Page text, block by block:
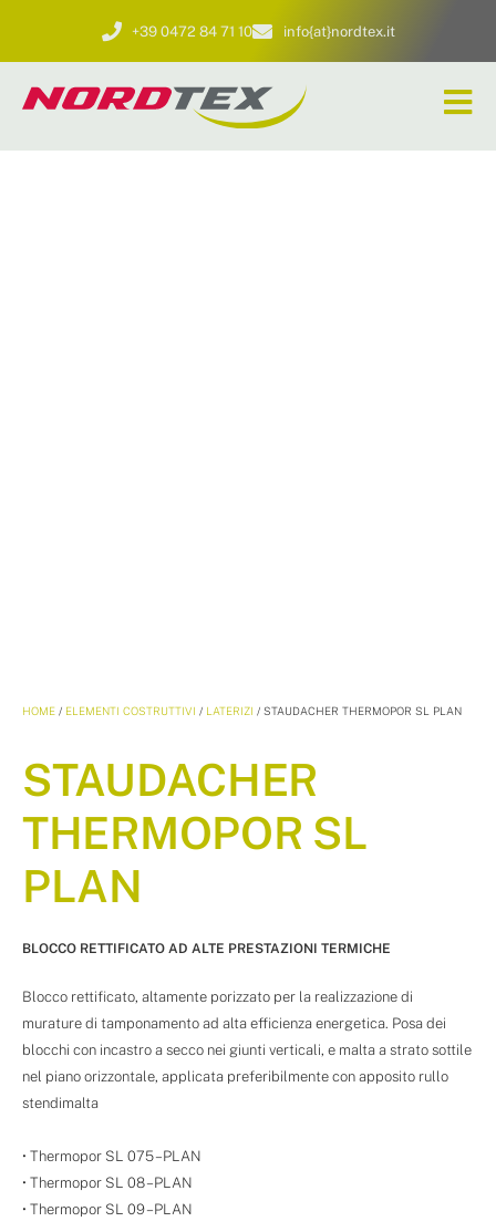
+39 0472 84 71 10 info{at}nordtex.it
HOME / ELEMENTI COSTRUTTIVI / LATERIZI / STAUDACHER THERMOPOR SL PLAN
STAUDACHER
THERMOPOR SL
PLAN
BLOCCO RETTIFICATO AD ALTE PRESTAZIONI TERMICHE
Blocco rettificato, altamente porizzato per la realizzazione di
murature di tamponamento ad alta efficienza energetica. Posa dei
blocchi con incastro a secco nei giunti verticali, e malta a strato sottile
nel piano orizzontale, applicata preferibilmente con apposito rullo
stendimalta
• Thermopor SL 075 – PLAN
• Thermopor SL 08 – PLAN
• Thermopor SL 09 – PLAN